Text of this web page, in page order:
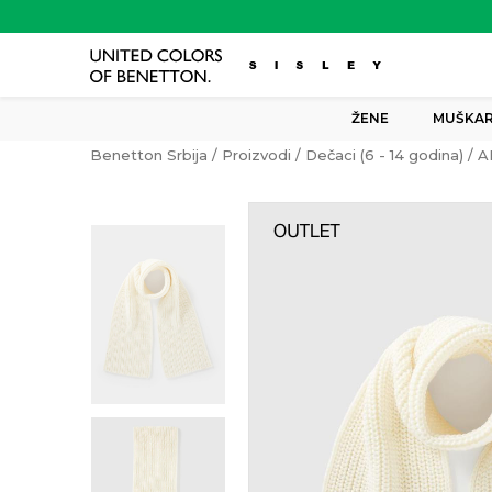
ŽENE
Benetton Srbija Proizvodi Dečaci (6 - 14 godina)